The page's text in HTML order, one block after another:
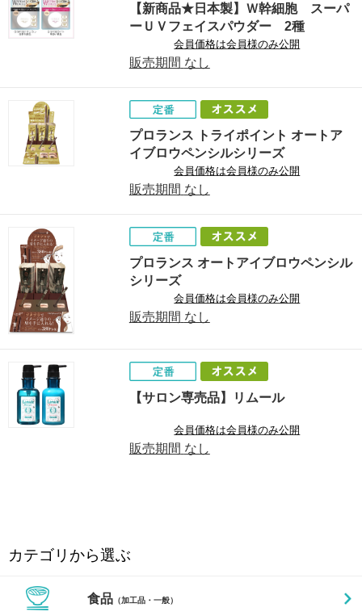
【新商品★日本製】Ｗ幹細胞 スーパ
ーＵＶフェイスパウダー 2種
会員価格は会員様のみ公開
販売期間 なし
プロランス トライポイント オートア
イブロウペンシルシリーズ
会員価格は会員様のみ公開
販売期間 なし
プロランス オートアイブロウペンシル
シリーズ
会員価格は会員様のみ公開
販売期間 なし
【サロン専売品】リムール
会員価格は会員様のみ公開
販売期間 なし
カテゴリから選ぶ
食品（加工品・一般）